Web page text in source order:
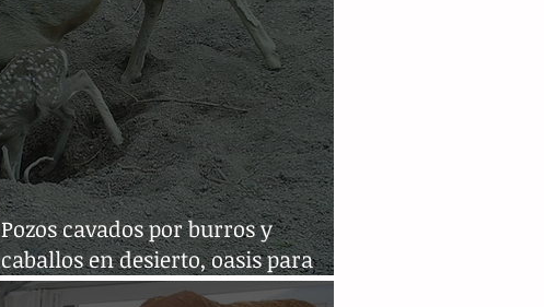
Pozos cavados por burros y
caballos en desierto, oasis para
especies